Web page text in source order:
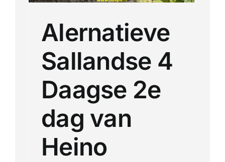
Alernatieve
Sallandse 4
Daagse 2e
dag van
Heino